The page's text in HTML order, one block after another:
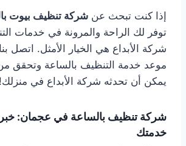
إذا كنت تبحث عن شركة تنظيف بيوت
توفر لك الراحة والمرونة في خدمات
شركة الأبداع هي الخيار الأمثل. اتصل
موعد خدمة التنظيف بالساعة وتحقق
يمكن أن تحدثه شركة الأبداع في منزلك!
شركة تنظيف بالساعة في عجمان:
خدمتك